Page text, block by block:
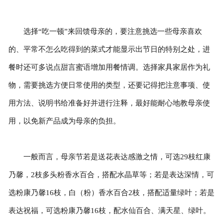
选择“吃一顿”来回馈母亲的，要注意挑选一些母亲喜欢
的、平常不怎么吃得到的菜式才能显示出节日的特别之处，进
餐时还可多说点甜言蜜语增加用餐情调。选择家具家居作为礼
物，需要挑选方便日常使用的类型，还要记得把注意事项、使
用方法、说明书给准备好并进行注释，最好能耐心地教母亲使
用，以免新产品成为母亲的负担。
一般而言，母亲节若是送花表达感激之情，可选29枝红康
乃馨，2枝多头粉香水百合，搭配水晶草等；若是表达深情，可
选粉康乃馨16枝，白（粉）香水百合2枝，搭配适量绿叶；若是
表达祝福，可选粉康乃馨16枝，配水仙百合、满天星、绿叶。